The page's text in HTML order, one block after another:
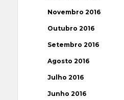
Novembro 2016
Outubro 2016
Setembro 2016
Agosto 2016
Julho 2016
Junho 2016